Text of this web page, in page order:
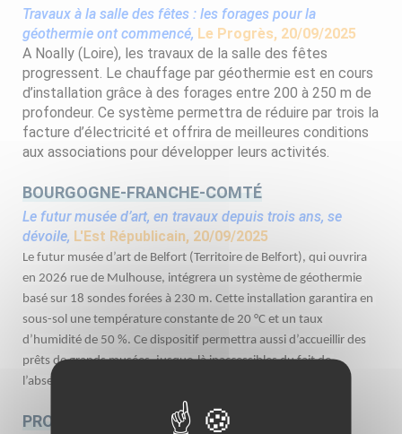
Travaux à la salle des fêtes : les forages pour la
géothermie ont commencé, Le Progrès, 20/09/2025
A Noally (Loire), les travaux de la salle des fêtes
progressent. Le chauffage par géothermie est en cours
d’installation grâce à des forages entre 200 à 250 m de
profondeur. Ce système permettra de réduire par trois la
facture d’électricité et offrira de meilleures conditions
aux associations pour développer leurs activités.
BOURGOGNE-FRANCHE-COMTÉ
Le futur musée d’art, en travaux depuis trois ans, se
dévoile, L'Est Républicain, 20/09/2025
Le futur musée d’art de Belfort (Territoire de Belfort), qui ouvrira
en 2026 rue de Mulhouse, intégrera un système de géothermie
basé sur 18 sondes forées à 230 m. Cette installation garantira en
sous-sol une température constante de 20 °C et un taux
d’humidité de 50 %. Ce dispositif permettra aussi d’accueillir des
prêts de grands musées, jusque-là inaccessibles du fait de
l’absence d’infrastructures adaptées.
PROVENCE-ALPES-CÔTE D'AZUR